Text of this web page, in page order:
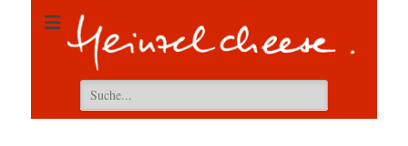
Suchen
nach: